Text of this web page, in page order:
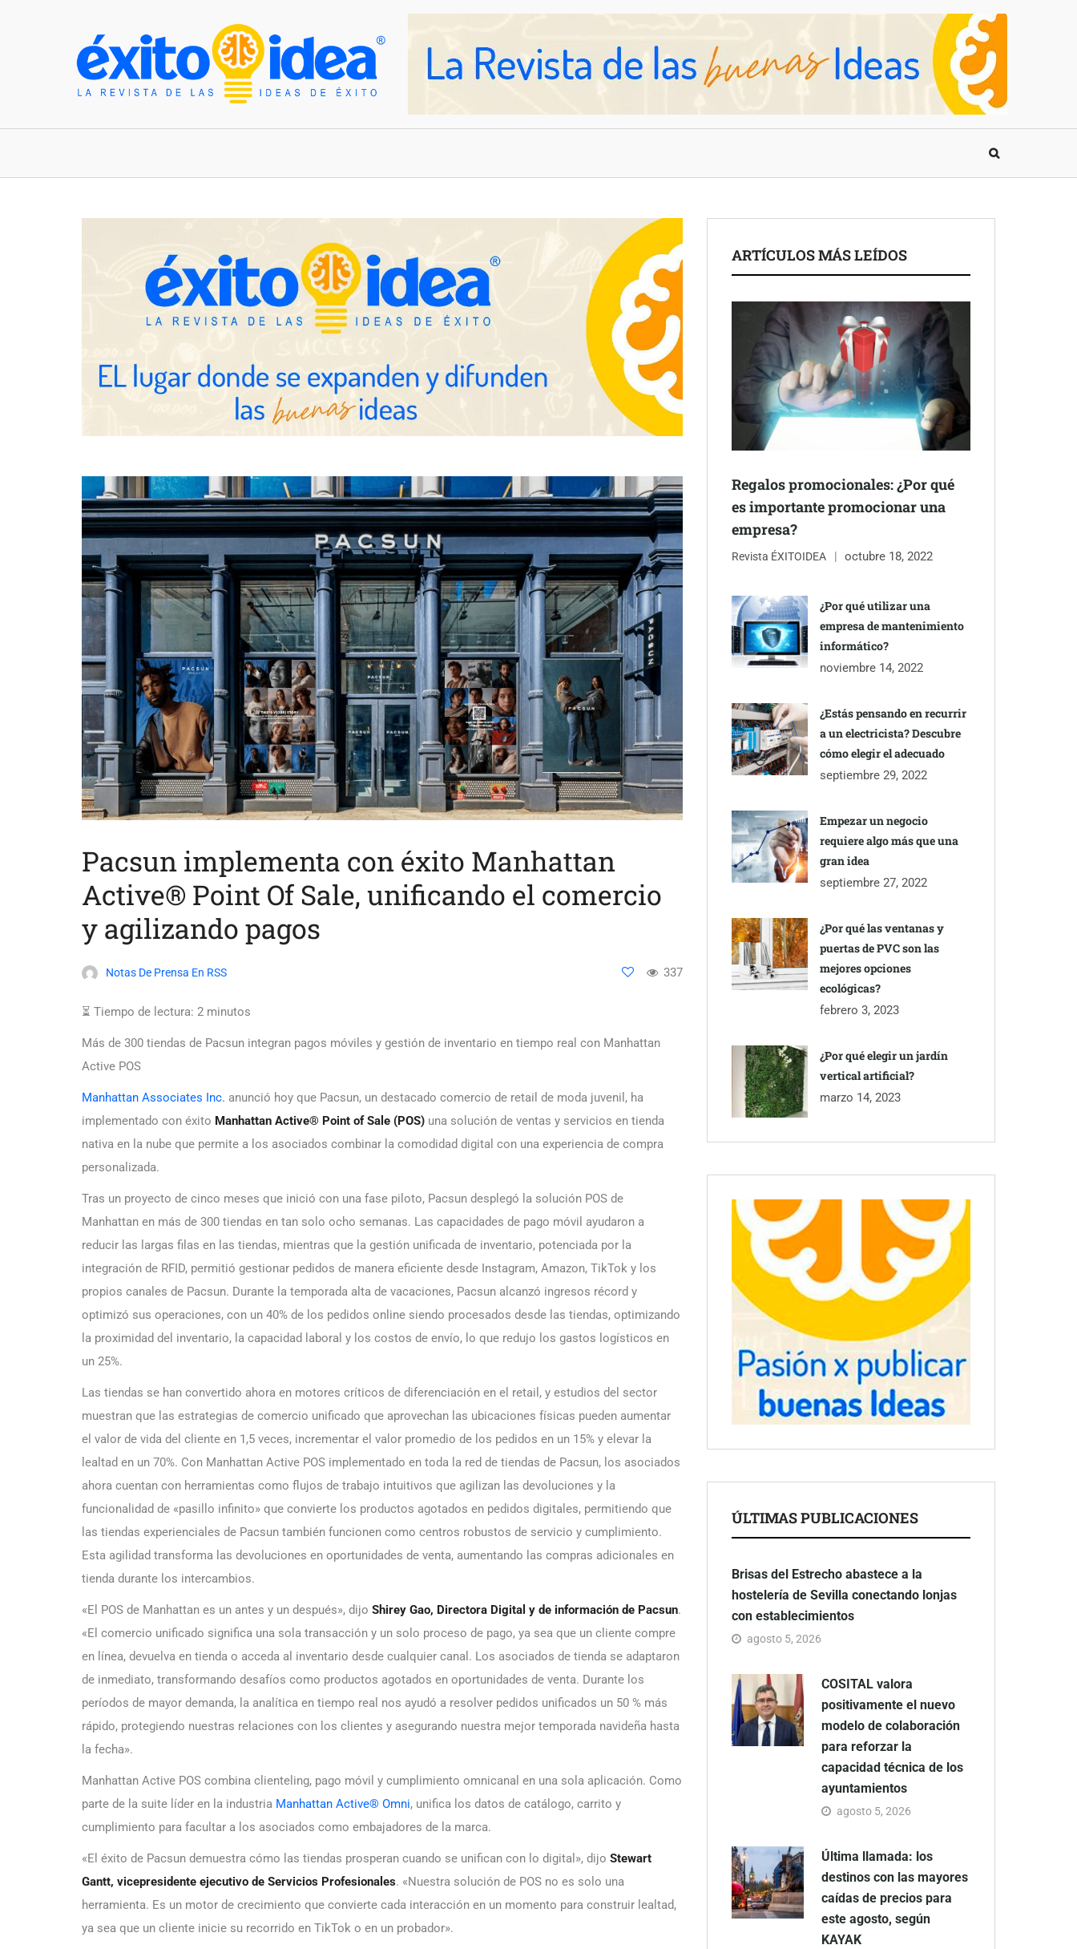
Pacsun implementa con éxito Manhattan
Active® Point Of Sale, unificando el comercio
y agilizando pagos
Notas De Prensa En RSS 337
⏳ Tiempo de lectura: 2 minutos
Más de 300 tiendas de Pacsun integran pagos móviles y gestión de inventario en tiempo real con Manhattan
Active POS
Manhattan Associates Inc. anunció hoy que Pacsun, un destacado comercio de retail de moda juvenil, ha
implementado con éxito Manhattan Active® Point of Sale (POS) una solución de ventas y servicios en tienda
nativa en la nube que permite a los asociados combinar la comodidad digital con una experiencia de compra
personalizada.
Tras un proyecto de cinco meses que inició con una fase piloto, Pacsun desplegó la solución POS de
Manhattan en más de 300 tiendas en tan solo ocho semanas. Las capacidades de pago móvil ayudaron a
reducir las largas filas en las tiendas, mientras que la gestión unificada de inventario, potenciada por la
integración de RFID, permitió gestionar pedidos de manera eficiente desde Instagram, Amazon, TikTok y los
propios canales de Pacsun. Durante la temporada alta de vacaciones, Pacsun alcanzó ingresos récord y
optimizó sus operaciones, con un 40% de los pedidos online siendo procesados desde las tiendas, optimizando
la proximidad del inventario, la capacidad laboral y los costos de envío, lo que redujo los gastos logísticos en
un 25%.
Las tiendas se han convertido ahora en motores críticos de diferenciación en el retail, y estudios del sector
muestran que las estrategias de comercio unificado que aprovechan las ubicaciones físicas pueden aumentar
el valor de vida del cliente en 1,5 veces, incrementar el valor promedio de los pedidos en un 15% y elevar la
lealtad en un 70%. Con Manhattan Active POS implementado en toda la red de tiendas de Pacsun, los asociados
ahora cuentan con herramientas como flujos de trabajo intuitivos que agilizan las devoluciones y la
funcionalidad de «pasillo infinito» que convierte los productos agotados en pedidos digitales, permitiendo que
las tiendas experienciales de Pacsun también funcionen como centros robustos de servicio y cumplimiento.
Esta agilidad transforma las devoluciones en oportunidades de venta, aumentando las compras adicionales en
tienda durante los intercambios.
«El POS de Manhattan es un antes y un después», dijo Shirey Gao, Directora Digital y de información de Pacsun.
«El comercio unificado significa una sola transacción y un solo proceso de pago, ya sea que un cliente compre
en línea, devuelva en tienda o acceda al inventario desde cualquier canal. Los asociados de tienda se adaptaron
de inmediato, transformando desafíos como productos agotados en oportunidades de venta. Durante los
períodos de mayor demanda, la analítica en tiempo real nos ayudó a resolver pedidos unificados un 50 % más
rápido, protegiendo nuestras relaciones con los clientes y asegurando nuestra mejor temporada navideña hasta
la fecha».
Manhattan Active POS combina clienteling, pago móvil y cumplimiento omnicanal en una sola aplicación. Como
parte de la suite líder en la industria Manhattan Active® Omni, unifica los datos de catálogo, carrito y
cumplimiento para facultar a los asociados como embajadores de la marca.
«El éxito de Pacsun demuestra cómo las tiendas prosperan cuando se unifican con lo digital», dijo Stewart
Gantt, vicepresidente ejecutivo de Servicios Profesionales. «Nuestra solución de POS no es solo una
herramienta. Es un motor de crecimiento que convierte cada interacción en un momento para construir lealtad,
ya sea que un cliente inicie su recorrido en TikTok o en un probador».
ARTÍCULOS MÁS LEÍDOS
Regalos promocionales: ¿Por qué
es importante promocionar una
empresa?
Revista ÉXITOIDEA octubre 18, 2022
¿Por qué utilizar una
empresa de mantenimiento
informático?
noviembre 14, 2022
¿Estás pensando en recurrir
a un electricista? Descubre
cómo elegir el adecuado
septiembre 29, 2022
Empezar un negocio
requiere algo más que una
gran idea
septiembre 27, 2022
¿Por qué las ventanas y
puertas de PVC son las
mejores opciones
ecológicas?
febrero 3, 2023
¿Por qué elegir un jardín
vertical artificial?
marzo 14, 2023
ÚLTIMAS PUBLICACIONES
Brisas del Estrecho abastece a la
hostelería de Sevilla conectando lonjas
con establecimientos
agosto 5, 2026
COSITAL valora
positivamente el nuevo
modelo de colaboración
para reforzar la
capacidad técnica de los
ayuntamientos
agosto 5, 2026
Última llamada: los
destinos con las mayores
caídas de precios para
este agosto, según
KAYAK